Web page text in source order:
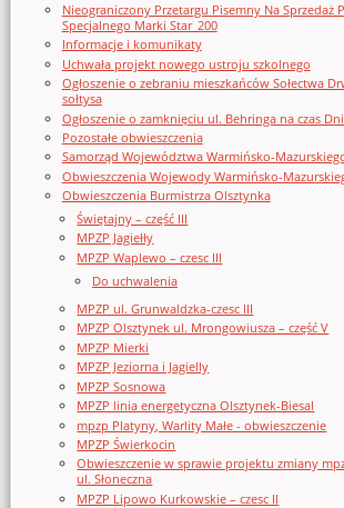
Nieograniczony Przetargu Pisemny Na Sprzedaż
Specjalnego Marki Star_200
Informacje i komunikaty
Uchwała projekt nowego ustroju szkolnego
Ogłoszenie o zebraniu mieszkańców Sołectwa
sołtysa
Ogłoszenie o zamknięciu ul. Behringa na czas
Pozostałe obwieszczenia
Samorząd Województwa Warmińsko-
Obwieszczenia Wojewody Warmińsko-
Obwieszczenia Burmistrza Olsztynka
Świętajny – część III
MPZP Jagiełły
MPZP Waplewo – czesc III
Do uchwalenia
MPZP ul. Grunwaldzka-czesc III
MPZP Olsztynek ul. Mrongowiusza – część V
MPZP Mierki
MPZP Jeziorna i Jagielly
MPZP Sosnowa
MPZP linia energetyczna Olsztynek-Biesal
mpzp Platyny, Warlity Małe - obwieszczenie
MPZP Świerkocin
Obwieszczenie w sprawie projektu zmiany
ul. Słoneczna
MPZP Lipowo Kurkowskie – czesc II